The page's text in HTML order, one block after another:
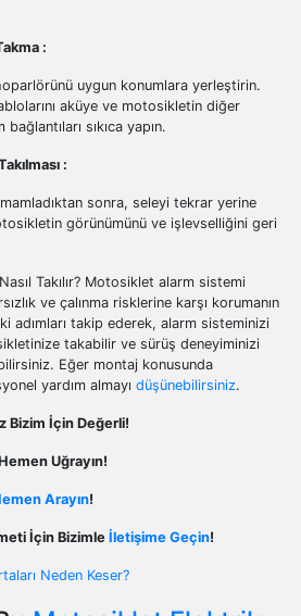
:
uygun konumlara yerleştirin.
aküye ve motosikletin diğer
sıkıca yapın.
:
sonra, seleyi tekrar yerine
görünümünü ve işlevselliğini geri
Takılır? Motosiklet alarm sistemi
ve çalınma risklerine karşı korumanın
adımları takip ederek, alarm sisteminizi
takabilir ve sürüş deneyiminizi
Eğer montaj konusunda
yardım almayı düşünebilirsiniz.
Bizim İçin Değerli!
Uğrayın!
Arayın!
İçin Bizimleİletişime Geçin!
Neden Keser?